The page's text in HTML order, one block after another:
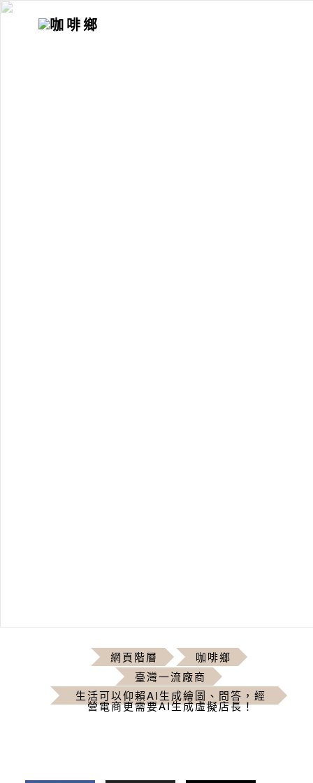
網頁階層
咖啡鄉
臺灣一流廠商
生活可以仰賴AI生成繪圖、問答，經
營電商更需要AI生成虛擬店長！